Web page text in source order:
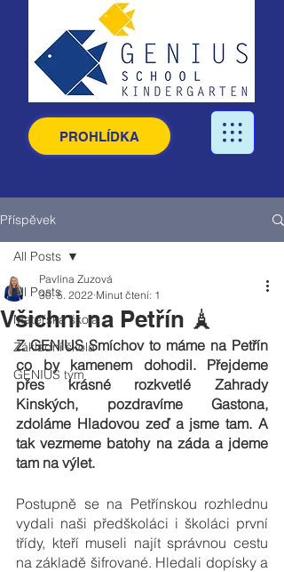
PROHLÍDKA
Příspěvek
All Posts
Mateřská škola
Základní škola
GENIUS tým
All Posts
Všichni na Petřín 🗼
Pavlína Zuzová
30. 5. 2022 Minut čtení: 1
Z GENIUS Smíchov to máme na Petřín
co by kamenem dohodil. Přejdeme
přes krásné rozkvetlé Zahrady
Kinských, pozdravíme Gastona,
zdoláme Hladovou zeď a jsme tam. A
tak vezmeme batohy na záda a jdeme
tam na výlet.
Postupně se na Petřínskou rozhlednu
vydali naši předškoláci i školáci první
třídy, kteří museli najít správnou cestu
na základě šifrované. Hledali dopísky a